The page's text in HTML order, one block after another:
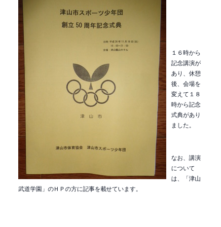
１６時から
記念講演が
あり、休憩
後、会場を
変えて１８
時から記念
式典があり
ました。
なお、講演
について
は、「津山
武道学園」のＨＰの方に記事を載せています。